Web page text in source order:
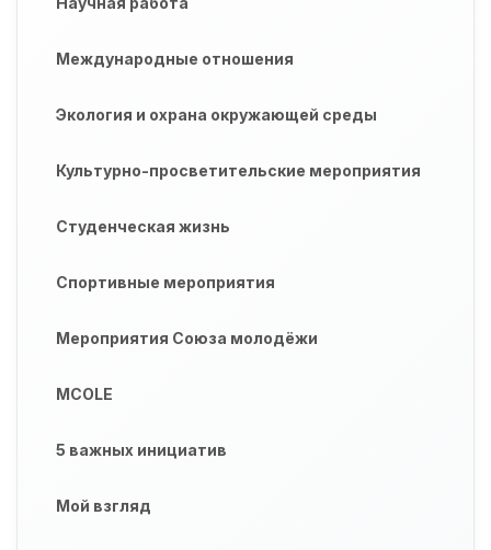
Международные отношения
Экология и охрана окружающей среды
Культурно-просветительские мероприятия
Студенческая жизнь
Спортивные мероприятия
Мероприятия Союза молодёжи
MCOLE
5 важных инициатив
Мой взгляд